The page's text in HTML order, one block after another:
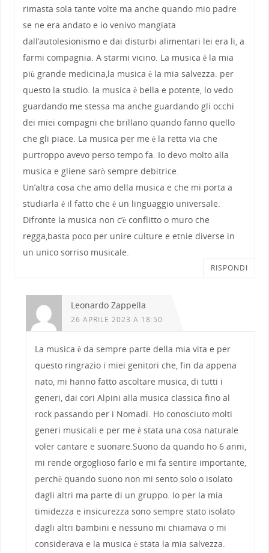
rimasta sola tante volte ma anche quando mio padre
se ne era andato e io venivo mangiata
dall’autolesionismo e dai disturbi alimentari lei era li, a
farmi compagnia. A starmi vicino. La musica è la mia
più grande medicina,la musica è la mia salvezza. per
questo la studio. la musica è bella e potente, lo vedo
guardando me stessa ma anche guardando gli occhi
dei miei compagni che brillano quando fanno quello
che gli piace. La musica per me è la retta via che
purtroppo avevo perso tempo fa. Io devo molto alla
musica e gliene sarò sempre debitrice.
Un’altra cosa che amo della musica e che mi porta a
studiarla è il fatto che è un linguaggio universale.
Difronte la musica non c’è conflitto o muro che
regga,basta poco per unire culture e etnie diverse in
un unico sorriso musicale.
RISPONDI
Leonardo Zappella
26 APRILE 2023 A 18:50
La musica è da sempre parte della mia vita e per
questo ringrazio i miei genitori che, fin da appena
nato, mi hanno fatto ascoltare musica, di tutti i
generi, dai cori Alpini alla musica classica fino al
rock passando per i Nomadi. Ho conosciuto molti
generi musicali e per me è stata una cosa naturale
voler cantare e suonare.Suono da quando ho 6 anni,
mi rende orgoglioso farlo e mi fa sentire importante,
perchè quando suono non mi sento solo o isolato
dagli altri ma parte di un gruppo. Io per la mia
timidezza e insicurezza sono sempre stato isolato
dagli altri bambini e nessuno mi chiamava o mi
considerava e la musica è stata la mia salvezza.